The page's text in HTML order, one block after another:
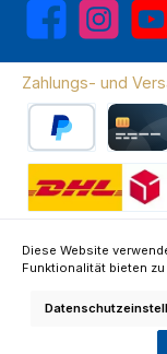
Facebook Instagram
Zahlungs- und
Über uns Kontakte
Alle Preise inkl.
Diese Website
Funktionalität bieten zu